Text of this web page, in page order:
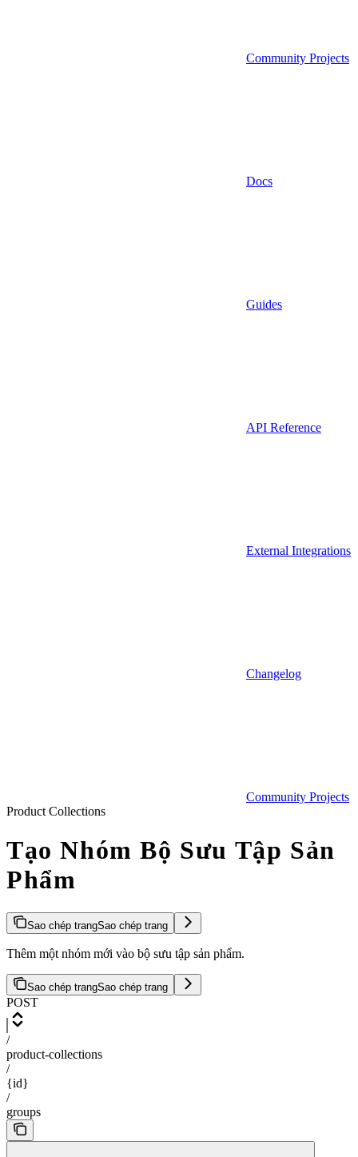
Community Projects
Docs
Guides
API Reference
External Integrations
Changelog
Community Projects
Product Collections
Tạo Nhóm Bộ Sưu Tập Sản
Phẩm
Sao chép trangSao chép trang
Thêm một nhóm mới vào bộ sưu tập sản phẩm.
Sao chép trangSao chép trang
POST
/
product-collections
/
{id}
/
groups